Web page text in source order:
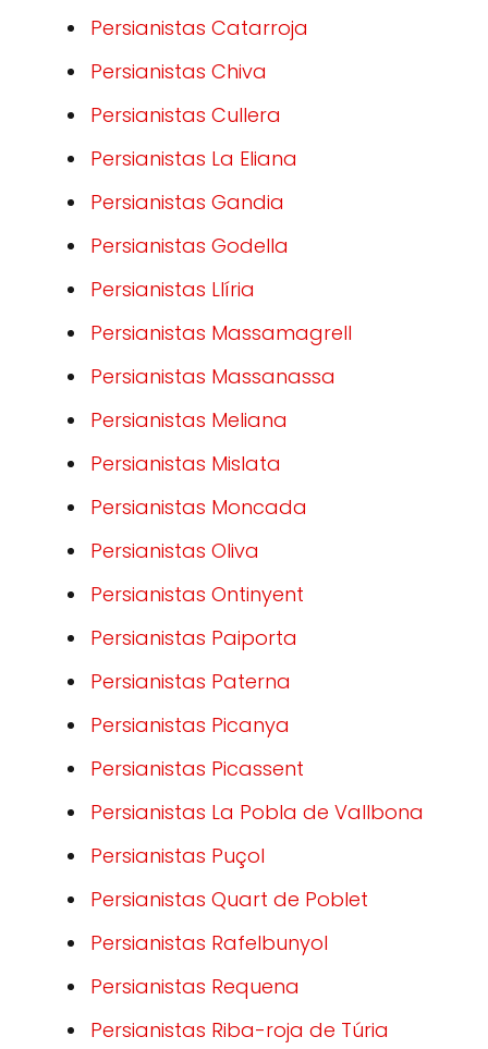
Persianistas Catarroja
Persianistas Chiva
Persianistas Cullera
Persianistas La Eliana
Persianistas Gandia
Persianistas Godella
Persianistas Llíria
Persianistas Massamagrell
Persianistas Massanassa
Persianistas Meliana
Persianistas Mislata
Persianistas Moncada
Persianistas Oliva
Persianistas Ontinyent
Persianistas Paiporta
Persianistas Paterna
Persianistas Picanya
Persianistas Picassent
Persianistas La Pobla de Vallbona
Persianistas Puçol
Persianistas Quart de Poblet
Persianistas Rafelbunyol
Persianistas Requena
Persianistas Riba-roja de Túria